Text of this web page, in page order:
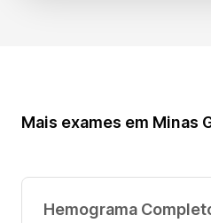
Mais exames em Minas
Hemograma